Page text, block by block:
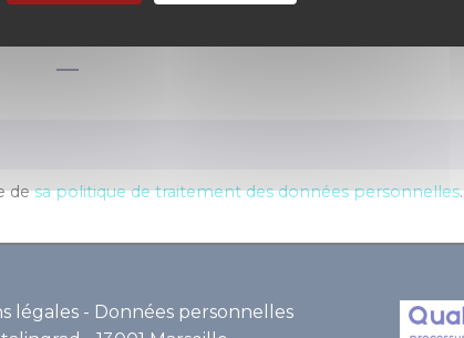
desa politique de traitement des données personnelles.
légales- Données personnelles